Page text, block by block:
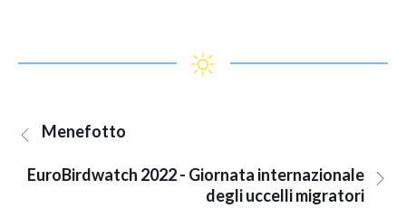
Menefotto
EuroBirdwatch 2022 - Giornata internazionale
degli uccelli migratori